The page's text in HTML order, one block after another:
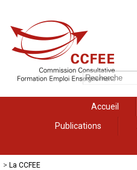
Accueil
Publications
> La CCFEE